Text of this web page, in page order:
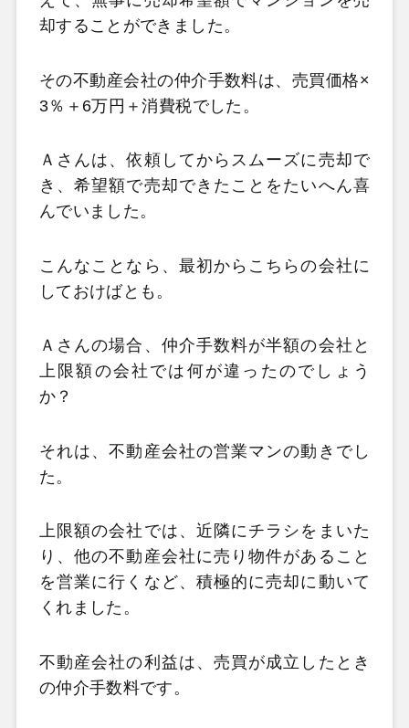
却することができました。
その不動産会社の仲介手数料は、売買価格×
3％＋6万円＋消費税でした。
Ａさんは、依頼してからスムーズに売却で
き、希望額で売却できたことをたいへん喜
んでいました。
こんなことなら、最初からこちらの会社に
しておけばとも。
Ａさんの場合、仲介手数料が半額の会社と
上限額の会社では何が違ったのでしょう
か？
それは、不動産会社の営業マンの動きでし
た。
上限額の会社では、近隣にチラシをまいた
り、他の不動産会社に売り物件があること
を営業に行くなど、積極的に売却に動いて
くれました。
不動産会社の利益は、売買が成立したとき
の仲介手数料です。